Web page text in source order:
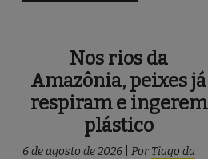
Nos rios da
Amazônia, peixes já
respiram e ingerem
plástico
6 de agosto de 2026 Por Tiago da